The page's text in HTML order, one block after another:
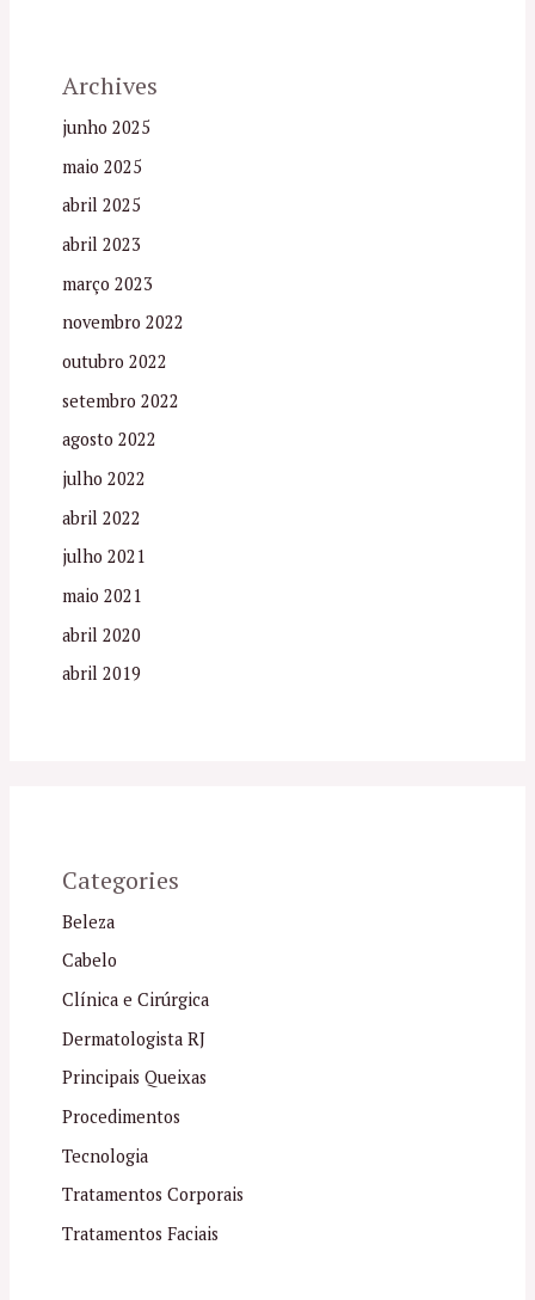
Archives
junho 2025
maio 2025
abril 2025
abril 2023
março 2023
novembro 2022
outubro 2022
setembro 2022
agosto 2022
julho 2022
abril 2022
julho 2021
maio 2021
abril 2020
abril 2019
Categories
Beleza
Cabelo
Clínica e Cirúrgica
Dermatologista RJ
Principais Queixas
Procedimentos
Tecnologia
Tratamentos Corporais
Tratamentos Faciais